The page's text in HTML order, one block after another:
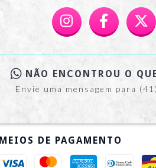
NÃO ENCONTROU O
Envie uma mensagem para
MEIOS DE PAGAMENTO